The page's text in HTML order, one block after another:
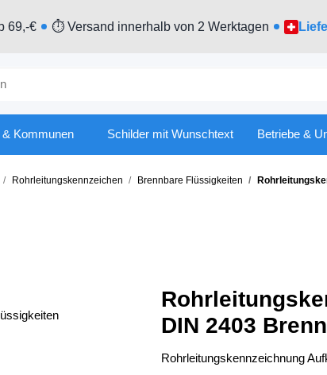
69,-€ ⏱ Versand innerhalb von 2 Werktagen
& Kommunen Schilder mit Wunschtext Betriebe &
Rohrleitungskennzeichen Brennbare Flüssigkeiten
DIN 2403
Rohrleitungskennzeichnung